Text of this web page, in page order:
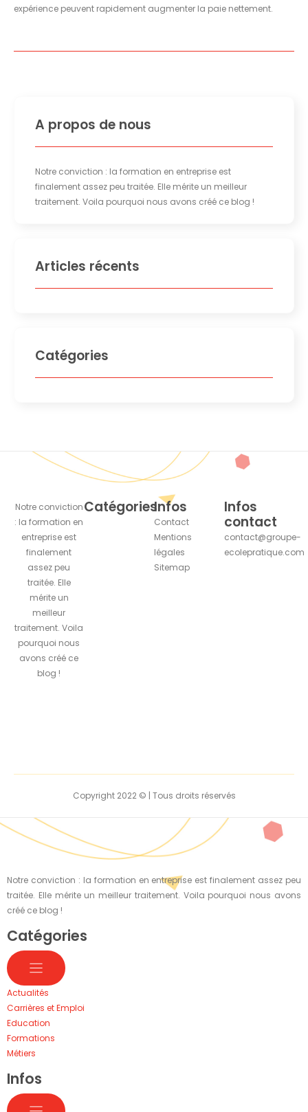
expérience peuvent rapidement augmenter la paie nettement.
A propos de nous
Notre conviction : la formation en entreprise est
finalement assez peu traitée. Elle mérite un meilleur
traitement. Voila pourquoi nous avons créé ce blog !
Articles récents
Catégories
Notre conviction
: la formation en
entreprise est
finalement
assez peu
traitée. Elle
mérite un
meilleur
traitement. Voila
pourquoi nous
avons créé ce
blog !
CatégoriesInfos
Contact
Mentions
légales
Sitemap
Infos
contact
contact@groupe-
ecolepratique.com
Copyright 2022 © | Tous droits réservés
Notre conviction : la formation en entreprise est finalement assez peu
traitée. Elle mérite un meilleur traitement. Voila pourquoi nous avons
créé ce blog !
Catégories
Actualités
Carrières et Emploi
Education
Formations
Métiers
Infos